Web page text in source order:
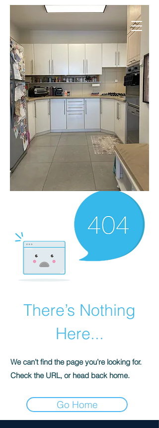
There’s Nothing
Here...
We can’t find the page you’re looking for.
Check the URL, or head back home.
Go Home